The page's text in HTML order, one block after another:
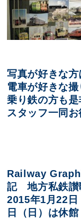
写真が好きな方
電車が好きな撮
乗り鉄の方も
スタッフ一同お
Railway
記 地方私鉄讃
2015年1月22
日（日）は休館